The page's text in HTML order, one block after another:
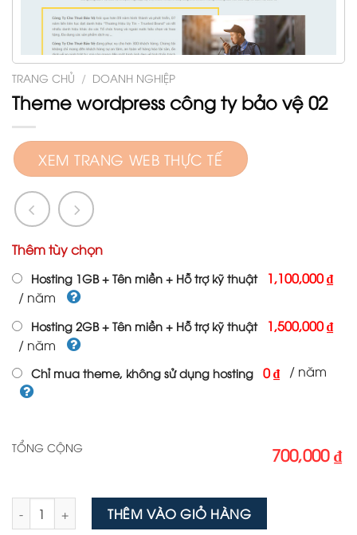
TRANG CHỦ / DOANH NGHIỆP
Theme wordpress công ty bảo vệ 02
XEM TRANG WEB THỰC TẾ
Thêm tùy chọn
Hosting 1GB + Tên miền + Hỗ trợ kỹ thuật
1,100,000 ₫
/ năm
Hosting 2GB + Tên miền + Hỗ trợ kỹ thuật
1,500,000 ₫
/ năm
Chỉ mua theme, không sử dụng hosting 0 ₫ / năm
TỔNG CỘNG 700,000 ₫
Theme wordpress công ty bảo vệ 02 số lượng
THÊM VÀO GIỎ HÀNG